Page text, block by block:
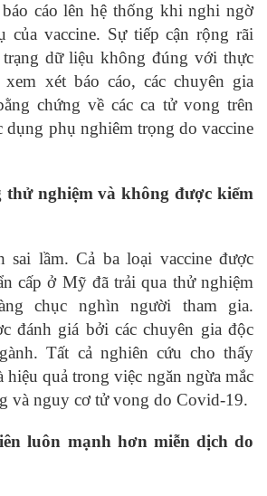
cáo lên hệ thống khi nghi ngờ
của vaccine. Sự tiếp cận rộng rãi
dữ liệu không đúng với thực
xét báo cáo, các chuyên gia
chứng về các ca tử vong trên
dụng phụ nghiêm trọng do vaccine
thử nghiệm và không được kiểm
sai lầm. Cả ba loại vaccine được
cấp ở Mỹ đã trải qua thử nghiệm
chục nghìn người tham gia.
đánh giá bởi các chuyên gia độc
Tất cả nghiên cứu cho thấy
hiệu quả trong việc ngăn ngừa mắc
và nguy cơ tử vong do Covid-19.
luôn mạnh hơn miễn dịch do